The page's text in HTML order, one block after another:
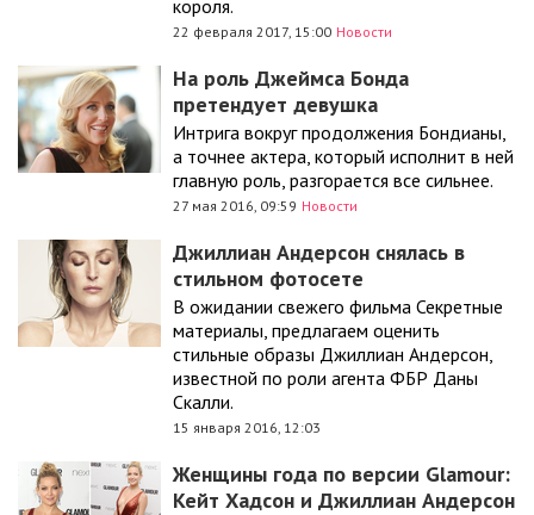
короля.
22 февраля 2017, 15:00 Новости
На роль Джеймса Бонда
претендует девушка
Интрига вокруг продолжения Бондианы,
а точнее актера, который исполнит в ней
главную роль, разгорается все сильнее.
27 мая 2016, 09:59 Новости
Джиллиан Андерсон снялась в
стильном фотосете
В ожидании свежего фильма Секретные
материалы, предлагаем оценить
стильные образы Джиллиан Андерсон,
известной по роли агента ФБР Даны
Скалли.
15 января 2016, 12:03
Женщины года по версии Glamour:
Кейт Хадсон и Джиллиан Андерсон